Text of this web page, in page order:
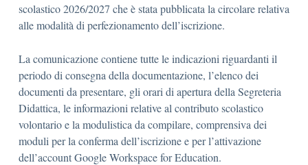
scolastico 2026/2027 che è stata pubblicata la circolare relativa
alle modalità di perfezionamento dell’iscrizione.
La comunicazione contiene tutte le indicazioni riguardanti il
periodo di consegna della documentazione, l’elenco dei
documenti da presentare, gli orari di apertura della Segreteria
Didattica, le informazioni relative al contributo scolastico
volontario e la modulistica da compilare, comprensiva dei
moduli per la conferma dell’iscrizione e per l’attivazione
dell’account Google Workspace for Education.